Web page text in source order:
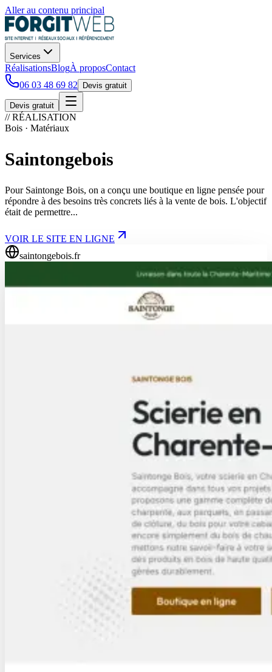
Aller au contenu principal
Services
RéalisationsBlogÀ proposContact
06 03 48 69 82
Devis gratuit
Devis gratuit
// RÉALISATION
Bois · Matériaux
Saintongebois
Pour Saintonge Bois, on a conçu une boutique en ligne pensée pour
répondre à des besoins très concrets liés à la vente de bois. L'objectif
était de permettre...
VOIR LE SITE EN LIGNE
saintongebois.fr